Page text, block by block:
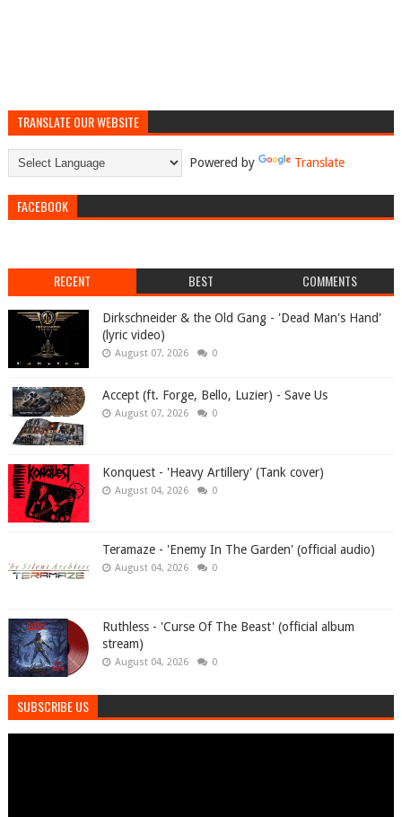
TRANSLATE OUR WEBSITE
Powered by Translate
FACEBOOK
RECENT BEST COMMENTS
Dirkschneider & the Old Gang - 'Dead Man's Hand'
(lyric video)
August 07, 2026 0
Accept (ft. Forge, Bello, Luzier) - Save Us
August 07, 2026 0
Konquest - 'Heavy Artillery' (Tank cover)
August 04, 2026 0
Teramaze - 'Enemy In The Garden' (official audio)
August 04, 2026 0
Ruthless - 'Curse Of The Beast' (official album
stream)
August 04, 2026 0
SUBSCRIBE US